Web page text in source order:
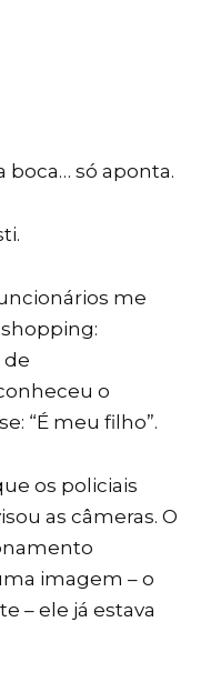
só aponta.
me
de
o
“É meu filho”.
os policiais
as câmeras. O
imagem – o
– ele já estava